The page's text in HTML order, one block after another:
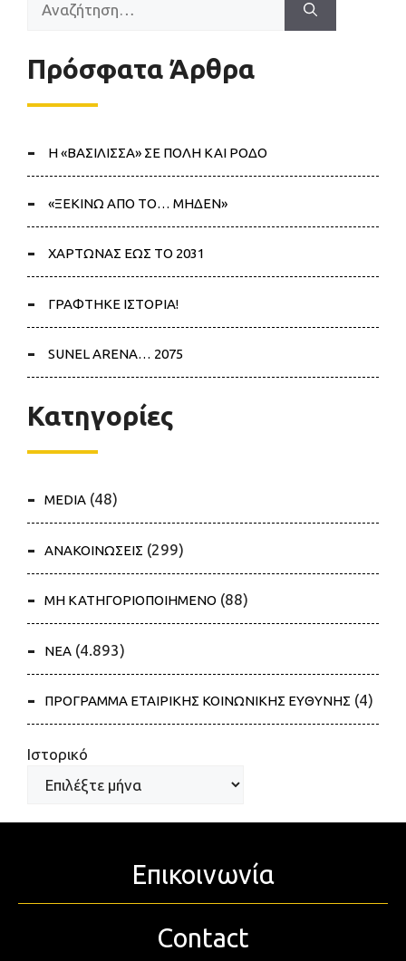
Πρόσφατα Άρθρα
Η «ΒΑΣΙΛΙΣΣΑ» ΣΕ ΠΟΛΗ ΚΑΙ ΡΟΔΟ
«ΞΕΚΙΝΩ ΑΠΟ ΤΟ… ΜΗΔΕΝ»
ΧΑΡΤΩΝΑΣ ΕΩΣ ΤΟ 2031
ΓΡΑΦΤΗΚΕ ΙΣΤΟΡΙΑ!
SUNEL ARENA… 2075
Κατηγορίες
MEDIA (48)
ΑΝΑΚΟΙΝΩΣΕΙΣ (299)
ΜΗ ΚΑΤΗΓΟΡΙΟΠΟΙΗΜΕΝΟ (88)
ΝΕΑ (4.893)
ΠΡΟΓΡΑΜΜΑ ΕΤΑΙΡΙΚΗΣ ΚΟΙΝΩΝΙΚΗΣ ΕΥΘΥΝΗΣ (4)
Ιστορικό
Επικοινωνία
Contact